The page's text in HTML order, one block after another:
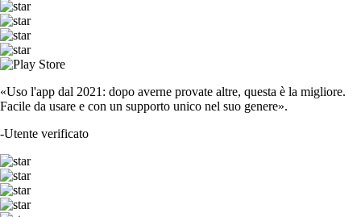
«Uso l'app dal 2021: dopo averne provate altre, questa è la migliore.
Facile da usare e con un supporto unico nel suo genere».
-Utente verificato